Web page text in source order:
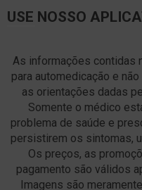
USE NOSSO
As informações contidas
para automedicação e
as orientações dadas
Somente o médico
problema de saúde e
persistirem os sintomas,
Os preços, as
pagamento são válidos
Imagens são